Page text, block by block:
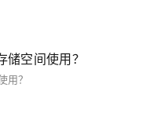
空间使用？
用？